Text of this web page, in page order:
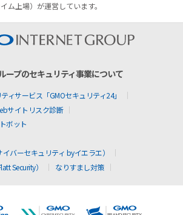
イム上場）が運営しています。
ープのセキュリティ事業について
ィサービス「GMOセキュリティ24」
サイトリスク診断
ボット
バーセキュリティ byイエラエ）
Security）
なりすまし対策